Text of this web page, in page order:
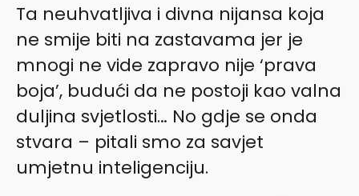
Ta neuhvatljiva i divna nijansa koja
ne smije biti na zastavama jer je
mnogi ne vide zapravo nije ‘prava
boja’, budući da ne postoji kao valna
duljina svjetlosti… No gdje se onda
stvara – pitali smo za savjet
umjetnu inteligenciju.